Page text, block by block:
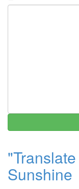
Sunshine